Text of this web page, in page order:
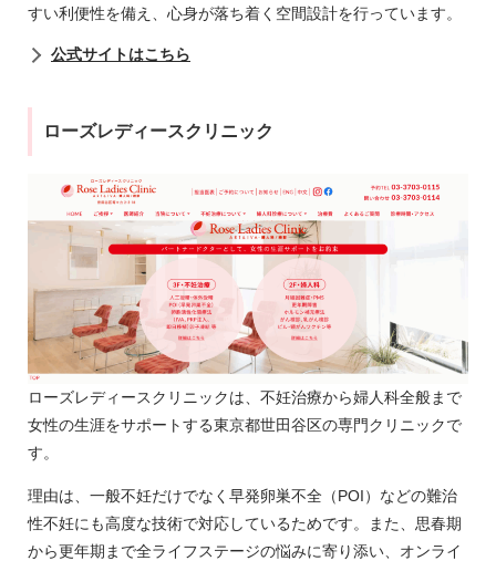
すい利便性を備え、心身が落ち着く空間設計を行っています。
公式サイトはこちら
ローズレディースクリニック
ローズレディースクリニックは、不妊治療から婦人科全般まで
女性の生涯をサポートする東京都世田谷区の専門クリニックで
す。
理由は、一般不妊だけでなく早発卵巣不全（POI）などの難治
性不妊にも高度な技術で対応しているためです。また、思春期
から更年期まで全ライフステージの悩みに寄り添い、オンライ